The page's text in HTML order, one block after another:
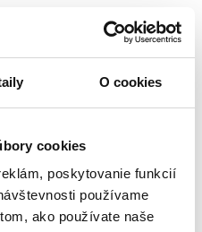
O cookies
cookies
poskytovanie funkcií
používame
ako používate naše